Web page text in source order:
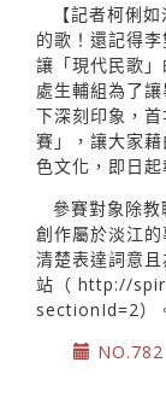
【記者柯俐
的歌！還記得
讓「現代民歌
處生輔組為了
下深刻印象，
賽」，讓大家
色文化，即日
參賽對象除教
創作屬於淡江
清楚表達詞意
站（ http://
sectionId=2）